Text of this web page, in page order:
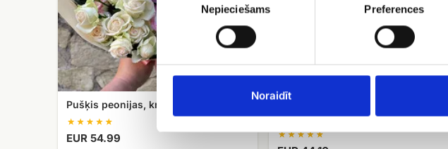
izvēle
Nepieciešams Preferences
Noraidīt
Pušķis peonijas, krūmrozes, lizantes
EUR 54.99
iesaiņojumā